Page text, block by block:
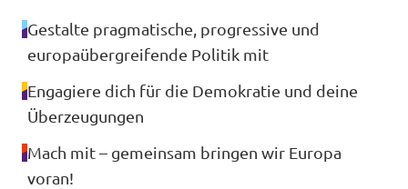
Gestalte pragmatische, progressive und
europaübergreifende Politik mit
Engagiere dich für die Demokratie und deine
Überzeugungen
Mach mit – gemeinsam bringen wir Europa
voran!